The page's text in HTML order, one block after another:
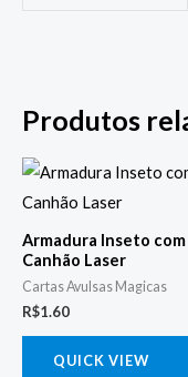
Produtos
Armadura Inseto com
Canhão Laser
Cartas Avulsas Magicas
R$1.60
QUICK VIEW